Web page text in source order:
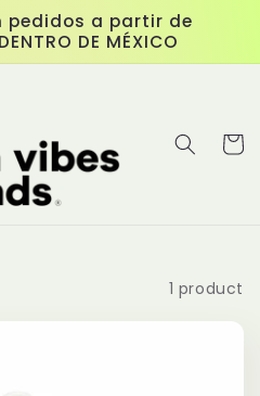
pedidos a partir de
DE MÉXICO
Cart
1 product